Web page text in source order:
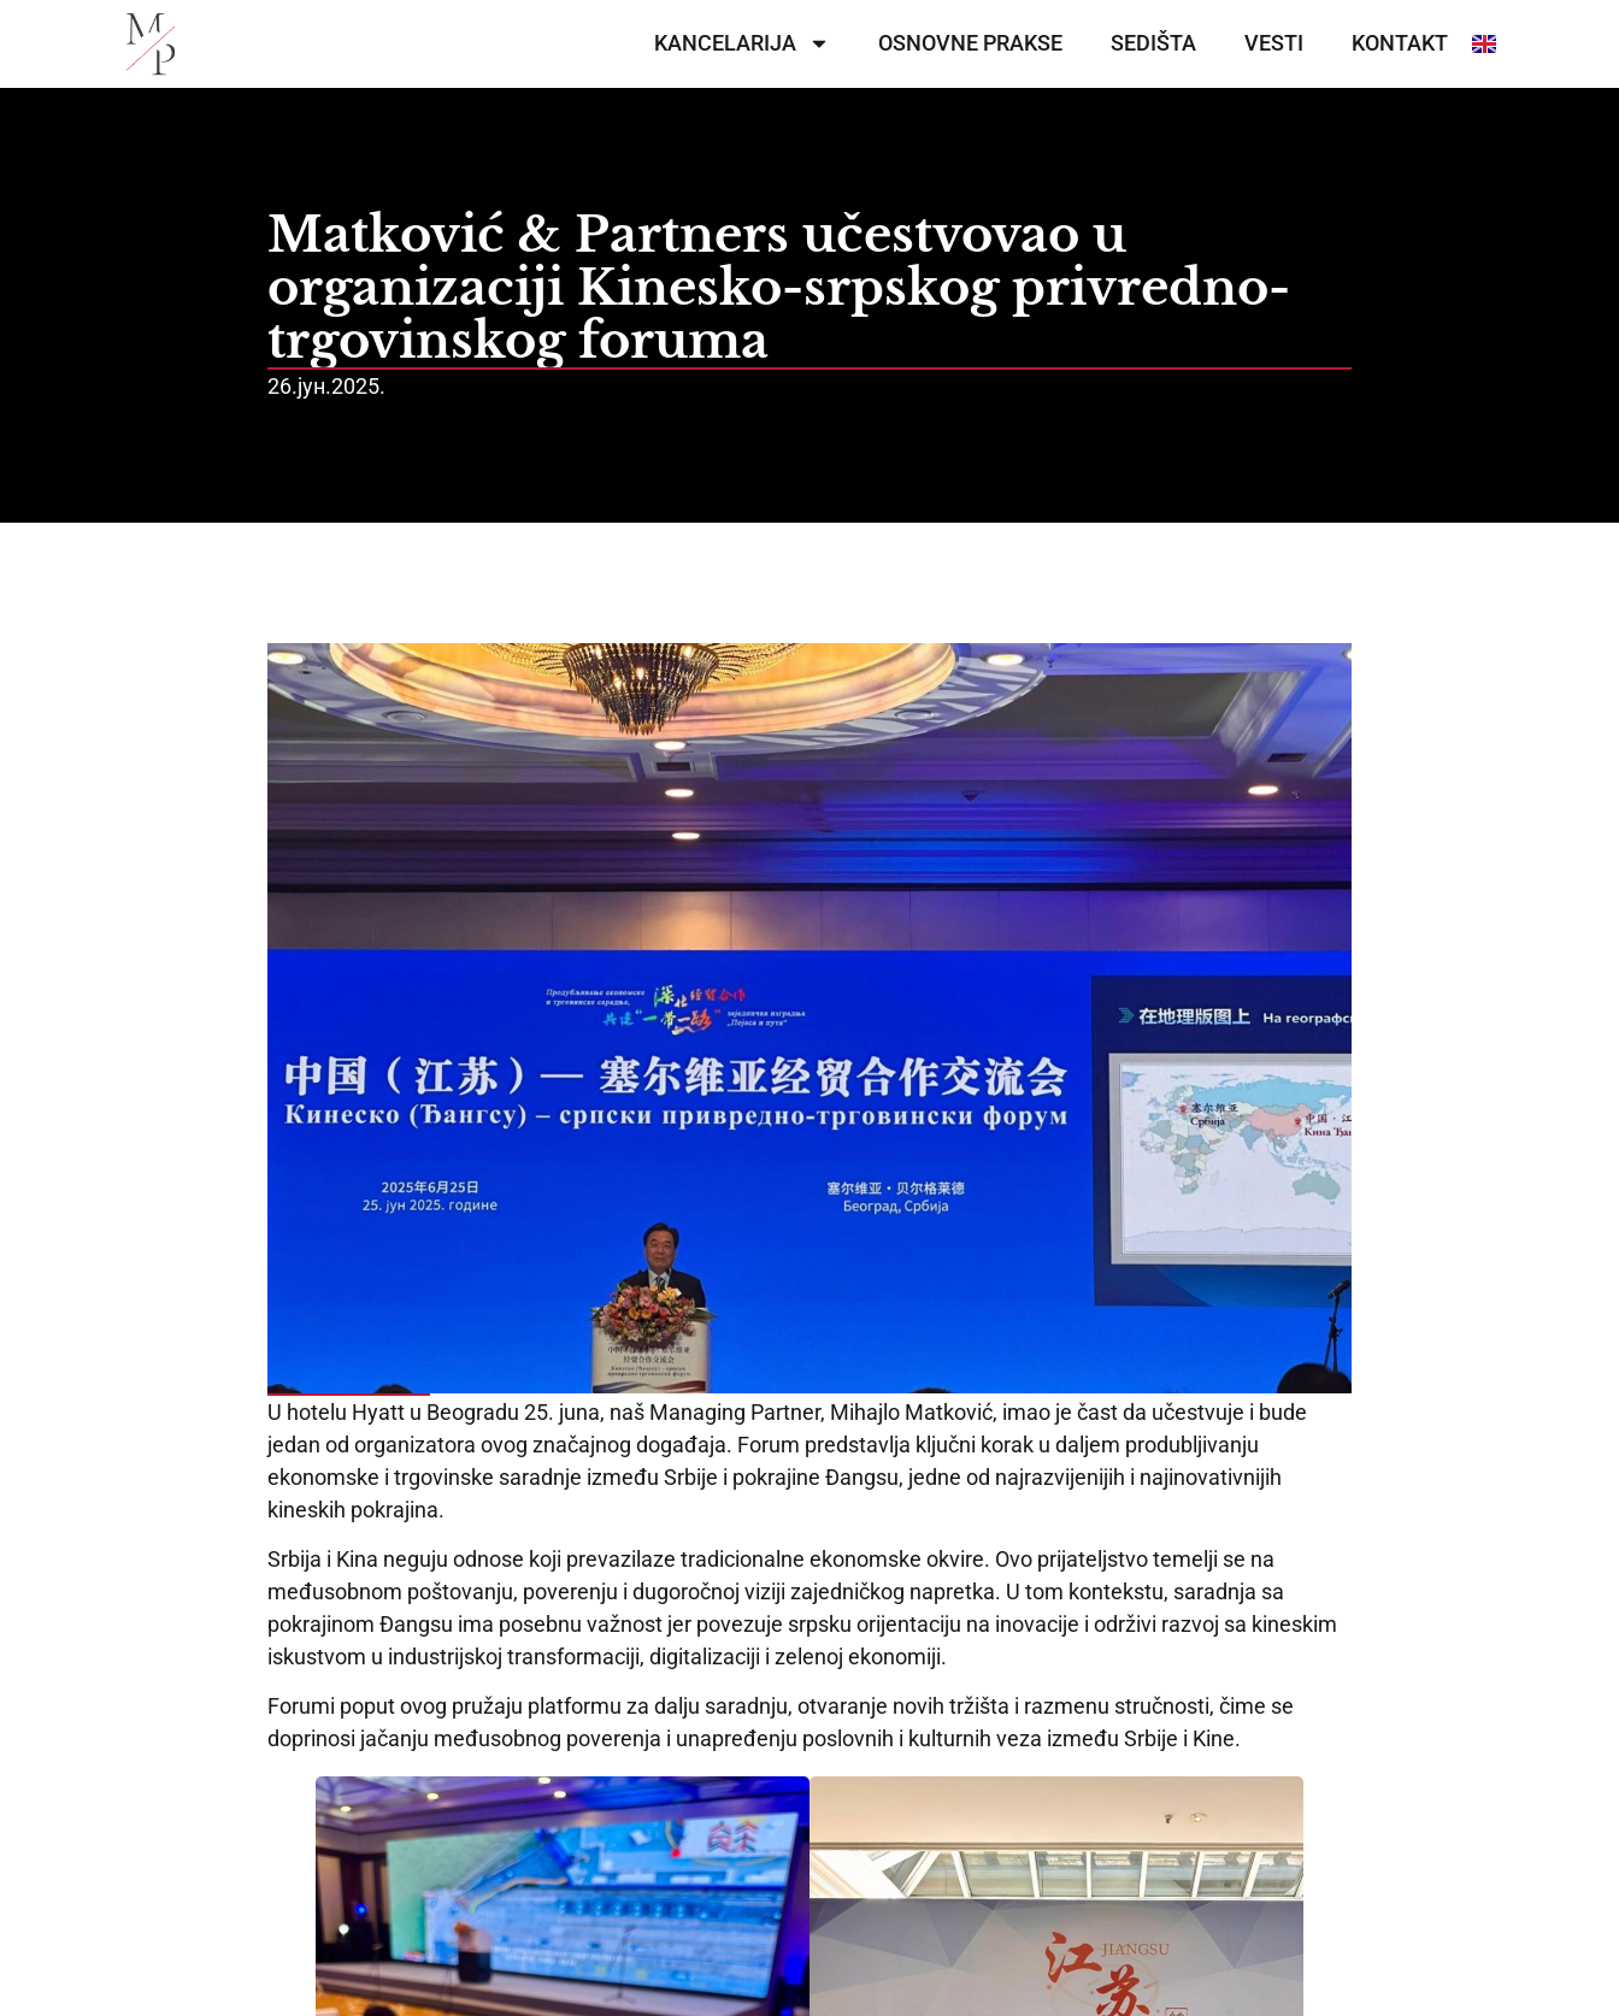
KANCELARIJA OSNOVNE PRAKSE SEDIŠTA VESTI KONTAKT
Matković & Partners učestvovao u
organizaciji Kinesko-srpskog privredno-
trgovinskog foruma
26.јун.2025.
U hotelu Hyatt u Beogradu 25. juna, naš Managing Partner, Mihajlo Matković, imao je čast da učestvuje i bude
jedan od organizatora ovog značajnog događaja. Forum predstavlja ključni korak u daljem produbljivanju
ekonomske i trgovinske saradnje između Srbije i pokrajine Đangsu, jedne od najrazvijenijih i najinovativnijih
kineskih pokrajina.
Srbija i Kina neguju odnose koji prevazilaze tradicionalne ekonomske okvire. Ovo prijateljstvo temelji se na
međusobnom poštovanju, poverenju i dugoročnoj viziji zajedničkog napretka. U tom kontekstu, saradnja sa
pokrajinom Đangsu ima posebnu važnost jer povezuje srpsku orijentaciju na inovacije i održivi razvoj sa kineskim
iskustvom u industrijskoj transformaciji, digitalizaciji i zelenoj ekonomiji.
Forumi poput ovog pružaju platformu za dalju saradnju, otvaranje novih tržišta i razmenu stručnosti, čime se
doprinosi jačanju međusobnog poverenja i unapređenju poslovnih i kulturnih veza između Srbije i Kine.